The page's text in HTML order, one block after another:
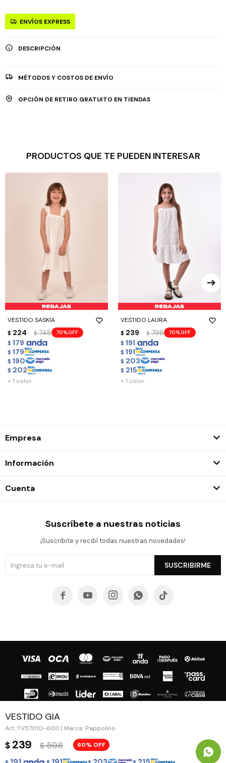
VESTIDO GIA
TV57010-600 | Marca: Pappolino
$ 239 $ 598 60
ENVÍOS EXPRESS
DESCRIPCIÓN
MÉTODOS Y COSTOS DE ENVÍO
OPCIÓN DE RETIRO GRATUITO EN TIENDAS
PRODUCTOS QUE TE PUEDEN INTERESAR
VESTIDO SASKIA
$ 224 $ 748 70
$ 179
$ 179
$ 190
$ 202
+ 1 color
VESTIDO LAURA
$ 239 $ 798 70
$ 191
$ 191
$ 203
$ 215
+ 1 color
Empresa
Información
Cuenta
Suscríbete a nuestras noticias
¡Suscribite y recibí todas nuestras novedades!
SUSCRIBIRME
    